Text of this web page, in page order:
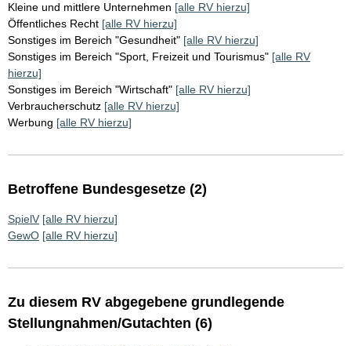
Kleine und mittlere Unternehmen [alle RV hierzu]
Öffentliches Recht [alle RV hierzu]
Sonstiges im Bereich "Gesundheit" [alle RV hierzu]
Sonstiges im Bereich "Sport, Freizeit und Tourismus" [alle RV
hierzu]
Sonstiges im Bereich "Wirtschaft" [alle RV hierzu]
Verbraucherschutz [alle RV hierzu]
Werbung [alle RV hierzu]
Betroffene Bundesgesetze (2)
SpielV [alle RV hierzu]
GewO [alle RV hierzu]
Zu diesem RV abgegebene grundlegende
Stellungnahmen/Gutachten (6)